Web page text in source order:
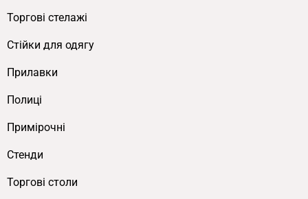
Торгові стелажі
Cтійки для одягу
Прилавки
Полиці
Примірочні
Стенди
Торгові столи